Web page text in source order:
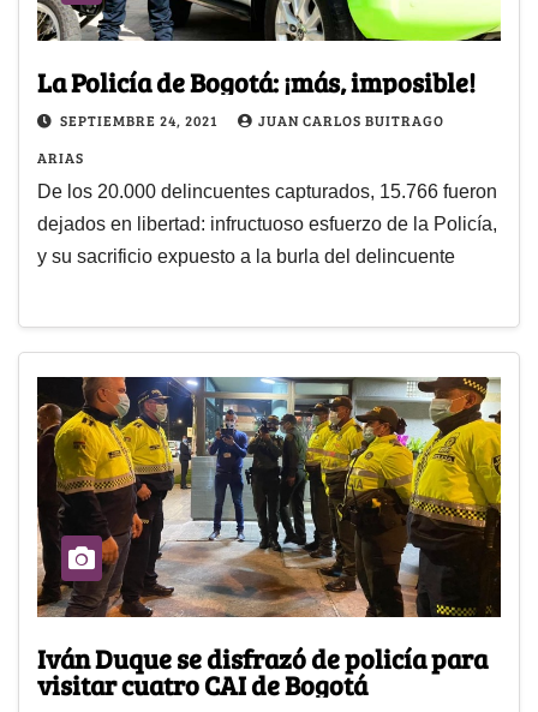
La Policía de Bogotá: ¡más, imposible!
SEPTIEMBRE 24, 2021
JUAN CARLOS BUITRAGO
ARIAS
De los 20.000 delincuentes capturados, 15.766 fueron
dejados en libertad: infructuoso esfuerzo de la Policía,
y su sacrificio expuesto a la burla del delincuente
Iván Duque se disfrazó de policía para
visitar cuatro CAI de Bogotá